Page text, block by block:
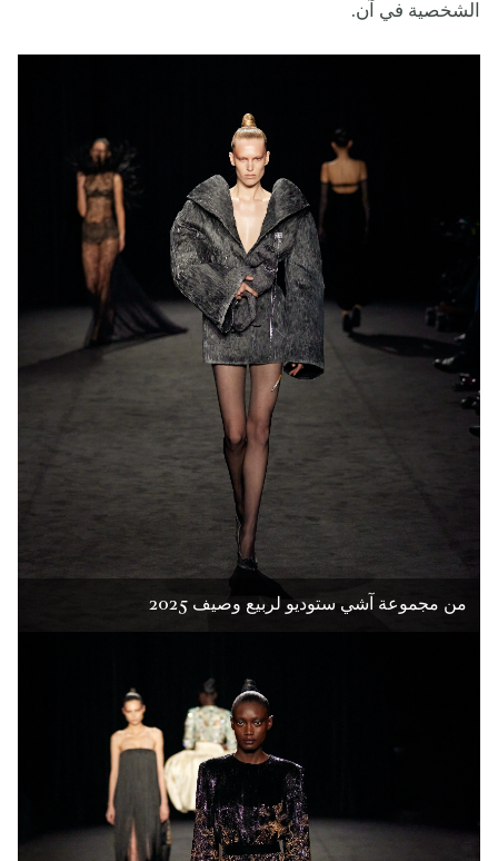
الشخصية في آن.
من مجموعة آشي ستوديو لربيع وصيف 2025